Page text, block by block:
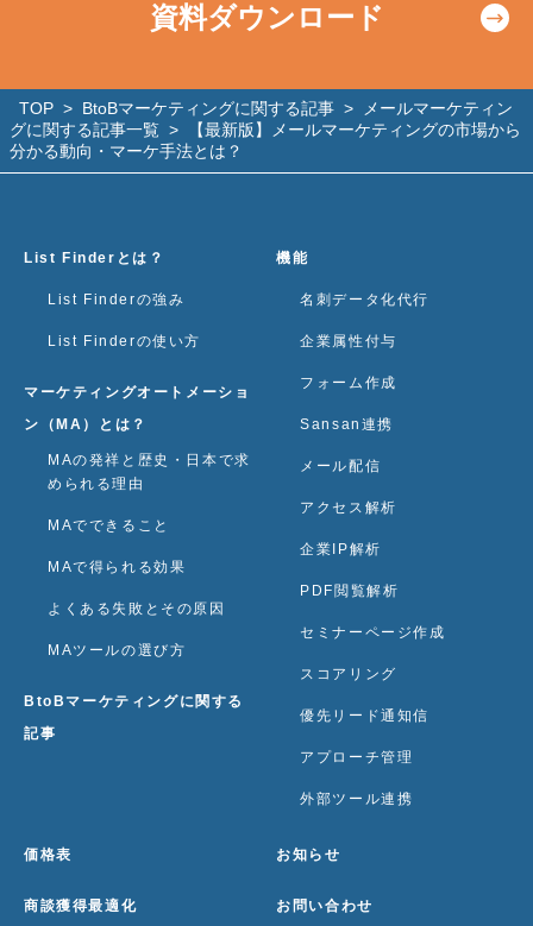
資料ダウンロード
TOP > BtoBマーケティングに関する記事 >
メールマーケティン
グに関する記事一覧 >
【最新版】メールマーケティングの市場から
分かる動向・マーケ手法とは？
List Finderとは？
List Finderの強み
List Finderの使い方
マーケティングオートメーショ
ン（MA）とは？
MAの発祥と歴史・日本で求
められる理由
MAでできること
MAで得られる効果
よくある失敗とその原因
MAツールの選び方
BtoBマーケティングに関する
記事
機能
名刺データ化代行
企業属性付与
フォーム作成
Sansan連携
メール配信
アクセス解析
企業IP解析
PDF閲覧解析
セミナーページ作成
スコアリング
優先リード通知信
アプローチ管理
外部ツール連携
価格表
商談獲得最適化
お知らせ
お問い合わせ